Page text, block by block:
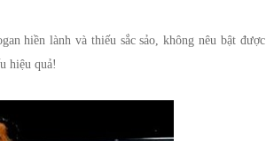
hiền lành và thiếu sắc sảo, không nêu bật
hiệu quả!